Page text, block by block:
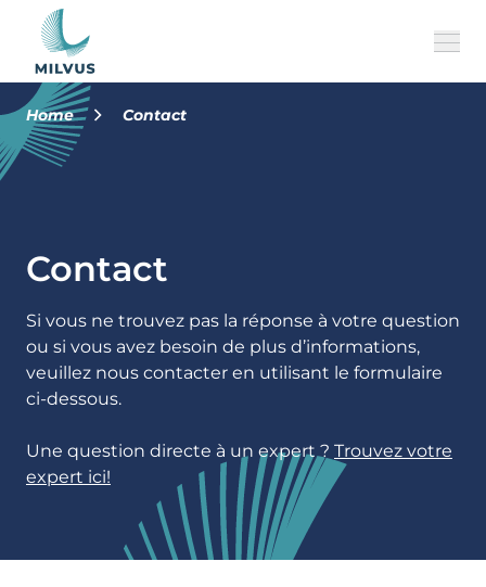
Emplois
L'équipe
Home Contact
Contact
Si vous ne trouvez pas la réponse à votre question
ou si vous avez besoin de plus d’informations,
veuillez nous contacter en utilisant le formulaire
ci-dessous.
Une question directe à un expert ? Trouvez votre
expert ici!